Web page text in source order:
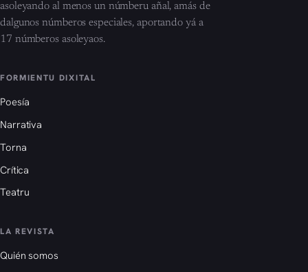
asoleyando al menos un númberu añal, amás de
dalgunos númberos especiales, aportando yá a
17 númberos asoleyaos.
FORMIENTU DIXITAL
Poesía
Narrativa
Torna
Crítica
Teatru
LA REVISTA
Quién somos